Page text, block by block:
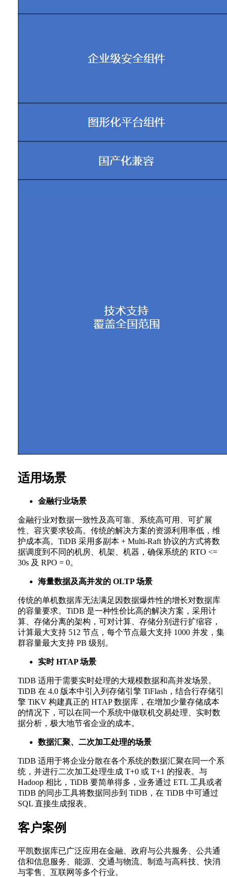
适用场景
金融行业场景
金融行业对数据一致性及高可靠、系统高可用、可扩展
性、容灾要求较高。传统的解决方案的资源利用率低，维
护成本高。TiDB 采用多副本 + Multi-Raft 协议的方式将数
据调度到不同的机房、机架、机器，确保系统的 RTO <=
30s 及 RPO = 0。
海量数据及高并发的 OLTP 场景
传统的单机数据库无法满足因数据爆炸性的增长对数据库
的容量要求。TiDB 是一种性价比高的解决方案，采用计
算、存储分离的架构，可对计算、存储分别进行扩缩容，
计算最大支持 512 节点，每个节点最大支持 1000 并发，集
群容量最大支持 PB 级别。
实时 HTAP 场景
TiDB 适用于需要实时处理的大规模数据和高并发场景。
TiDB 在 4.0 版本中引入列存储引擎 TiFlash，结合行存储引
擎 TiKV 构建真正的 HTAP 数据库，在增加少量存储成本
的情况下，可以在同一个系统中做联机交易处理、实时数
据分析，极大地节省企业的成本。
数据汇聚、二次加工处理的场景
TiDB 适用于将企业分散在各个系统的数据汇聚在同一个系
统，并进行二次加工处理生成 T+0 或 T+1 的报表。与
Hadoop 相比，TiDB 要简单得多，业务通过 ETL 工具或者
TiDB 的同步工具将数据同步到 TiDB，在 TiDB 中可通过
SQL 直接生成报表。
客户案例
平凯数据库已广泛应用在金融、政府与公共服务、公共通
信和信息服务、能源、交通与物流、制造与高科技、快消
与零售、互联网等多个行业。